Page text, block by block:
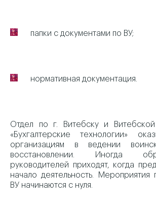
папки с документами по ВУ;
нормативная документация.
Отдел по г. Витебску и
«Бухгалтерские технологии»
организациям в ведении
восстановлении. Иногда
руководителей приходят, когда
начало деятельность. Мероприятия
ВУ начинаются с нуля.